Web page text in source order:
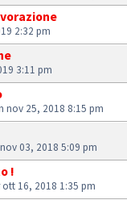
2:32 pm
3:11 pm
nov 25, 2018 8:15 pm
03, 2018 5:09 pm
!
ott 16, 2018 1:35 pm